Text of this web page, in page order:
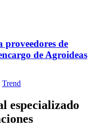
proveedores de
de Agroideas
Trend
especializado